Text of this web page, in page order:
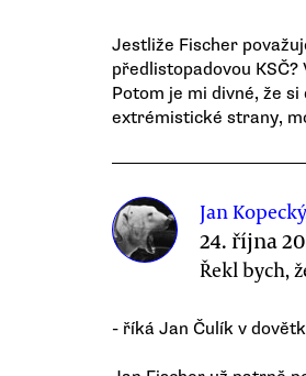
Jestliže Fischer
předlistopadovou
Potom je mi divné, že
extrémistické strany,
Jan Kopecký
24. října
Řekl bych,
- říká Jan Čulík v